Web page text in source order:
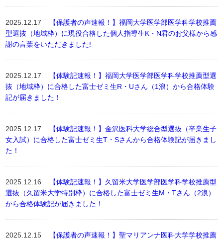
2025.12.17
【保護者の声速報！】福岡大学医学部医学科学校推薦
型選抜（地域枠）に現役合格した個人指導生K・N君のお父様から感
謝の言葉をいただきました!
2025.12.17
【体験記速報！】福岡大学医学部医学科学校推薦型選
抜（地域枠）に合格した富士ゼミ生R・Uさん（1浪）から合格体験
記が届きました！
2025.12.17
【体験記速報！】金沢医科大学総合型選抜（卒業生子
女入試）に合格した富士ゼミ生T・Sさんから合格体験記が届きまし
た！
2025.12.16
【体験記速報！】久留米大学医学部医学科学校推薦型
選抜（久留米大学特別枠）に合格した富士ゼミ生M・Tさん（2浪）
から合格体験記が届きました！
2025.12.15
【保護者の声速報！】聖マリアンナ医科大学学校推薦